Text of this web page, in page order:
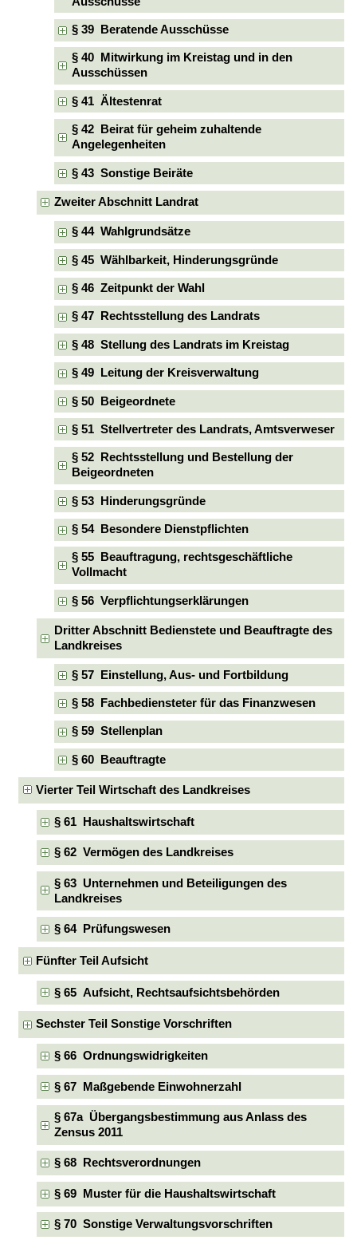
§ 39 Beratende Ausschüsse
§ 40 Mitwirkung im Kreistag und in den
Ausschüssen
§ 41 Ältestenrat
§ 42 Beirat für geheim zuhaltende
Angelegenheiten
§ 43 Sonstige Beiräte
Zweiter Abschnitt Landrat
§ 44 Wahlgrundsätze
§ 45 Wählbarkeit, Hinderungsgründe
§ 46 Zeitpunkt der Wahl
§ 47 Rechtsstellung des Landrats
§ 48 Stellung des Landrats im Kreistag
§ 49 Leitung der Kreisverwaltung
§ 50 Beigeordnete
§ 51 Stellvertreter des Landrats, Amtsverweser
§ 52 Rechtsstellung und Bestellung der
Beigeordneten
§ 53 Hinderungsgründe
§ 54 Besondere Dienstpflichten
§ 55 Beauftragung, rechtsgeschäftliche
Vollmacht
§ 56 Verpflichtungserklärungen
Dritter Abschnitt Bedienstete und Beauftragte des
Landkreises
§ 57 Einstellung, Aus- und Fortbildung
§ 58 Fachbediensteter für das Finanzwesen
§ 59 Stellenplan
§ 60 Beauftragte
Vierter Teil Wirtschaft des Landkreises
§ 61 Haushaltswirtschaft
§ 62 Vermögen des Landkreises
§ 63 Unternehmen und Beteiligungen des
Landkreises
§ 64 Prüfungswesen
Fünfter Teil Aufsicht
§ 65 Aufsicht, Rechtsaufsichtsbehörden
Sechster Teil Sonstige Vorschriften
§ 66 Ordnungswidrigkeiten
§ 67 Maßgebende Einwohnerzahl
§ 67a Übergangsbestimmung aus Anlass des
Zensus 2011
§ 68 Rechtsverordnungen
§ 69 Muster für die Haushaltswirtschaft
§ 70 Sonstige Verwaltungsvorschriften